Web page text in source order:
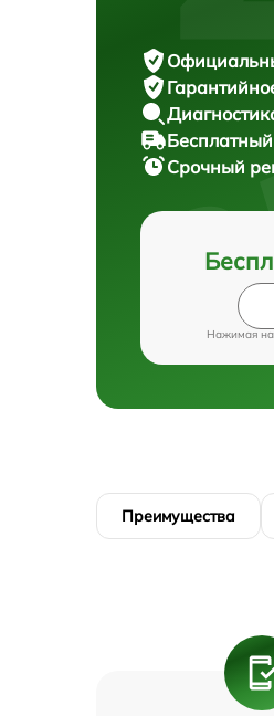
Срочный
Нажимая на
Преимущества